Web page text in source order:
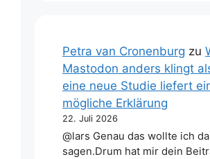
Petra van Cronenburg zu
Mastodon anders klingt
eine neue Studie liefert
mögliche Erklärung
22. Juli 2026
@lars Genau das wollte ich
sagen.Drum hat mir dein